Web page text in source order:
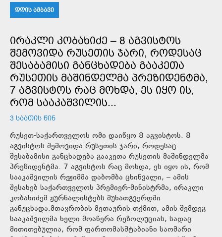
ᲓᲦᲘᲡ ᲐᲛᲑᲐᲕᲘ
ᲘᲠᲐᲙᲚᲘ ᲙᲝᲑᲐᲮᲘᲫᲔ – 8 ᲐᲒᲕᲘᲡᲢᲝᲡ
ᲨᲔᲛᲝᲕᲘᲓᲐ ᲠᲣᲡᲔᲗᲘᲡ ᲯᲐᲠᲘ, ᲠᲝᲓᲔᲡᲐᲪ
ᲨᲔᲡᲐᲑᲐᲛᲘᲡᲘ ᲒᲐᲜᲪᲮᲐᲓᲔᲑᲐ ᲒᲐᲐᲙᲔᲗᲐ
ᲠᲣᲡᲔᲗᲘᲡ ᲛᲐᲨᲘᲜᲓᲔᲚᲛᲐ ᲞᲠᲔᲖᲘᲓᲔᲜᲢᲛᲐ,
7 ᲐᲒᲕᲘᲡᲢᲝᲡ ᲠᲐᲪ ᲛᲝᲮᲓᲐ, ᲔᲡ ᲘᲧᲝ ᲘᲡ,
ᲠᲝᲛ ᲡᲐᲐᲙᲐᲨᲕᲘᲚᲘᲡ...
3 ᲡᲐᲐᲗᲘᲡ ᲬᲘᲜ
რუსეთ-საქართველოს ომი დაიწყო 8 აგვისტოს. 8
აგვისტოს შემოვიდა რუსეთის ჯარი, როდესაც
შესაბამისი განცხადება გააკეთა რუსეთის მაშინდელმა
პრეზიდენტმა. 7 აგვისტოს რაც მოხდა, ეს იყო ის, რომ
სააკაშვილის რეჟიმმა დაბომბა ცხინვალი, – ამის
შესახებ საქართველოს პრემიერ-მინისტრმა, ირაკლი
კობახიძემ ჟურნალისტებს მუხათგვერდში
განუცხადა.მთავრობის მეთაურის თქმით, ამის შემდეგ
სააკაშვილმა ხელი მოაწერა რეზოლუციას, სადაც
მითითებულია, რომ ფართომასშტაბიანი საომარი